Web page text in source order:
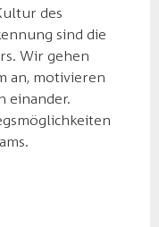
des
sind die
Wir gehen
an, motivieren
einander.